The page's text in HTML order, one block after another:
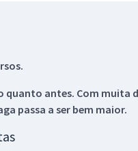
quanto antes. Com muita
passa a ser bem maior.